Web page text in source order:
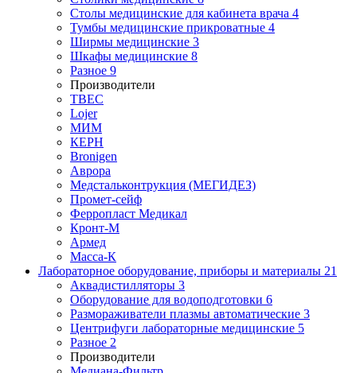
Столы медицинские для кабинета врача 4
Тумбы медицинские прикроватные 4
Ширмы медицинские 3
Шкафы медицинские 8
Разное 9
Производители
ТВЕС
Lojer
МИМ
КЕРН
Bronigen
Аврора
Медстальконтрукция (МЕГИДЕЗ)
Промет-сейф
Ферропласт Медикал
Кронт-М
Армед
Масса-К
Лабораторное оборудование, приборы и материалы 21
Аквадистилляторы 3
Оборудование для водоподготовки 6
Размораживатели плазмы автоматические 3
Центрифуги лабораторные медицинские 5
Разное 2
Производители